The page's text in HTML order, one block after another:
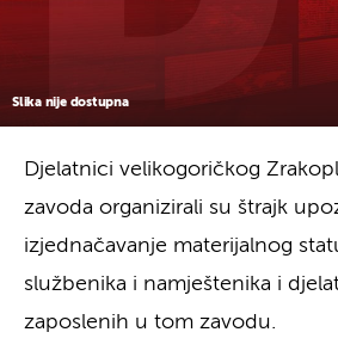
Slika nije dostupna
Djelatnici velikogoričkog
zavoda organizirali su štrajk
izjednačavanje materijalnog
službenika i namještenika i
zaposlenih u tom zavodu.